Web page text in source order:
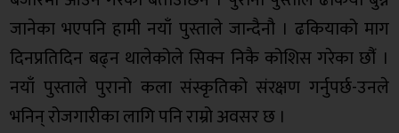
जानेका भएपनि हामी नयाँ पुस्ताले जान्दैनौ । ढकियाको माग
दिनप्रतिदिन बढ्न थालेकोले सिक्न निकै कोशिस गरेका छौंं ।
नयाँ पुस्ताले पुरानो कला संस्कृतिको संरक्षण गर्नुपर्छ-उनले
भनिन् रोजगारीका लागि पनि राम्रो अवसर छ ।